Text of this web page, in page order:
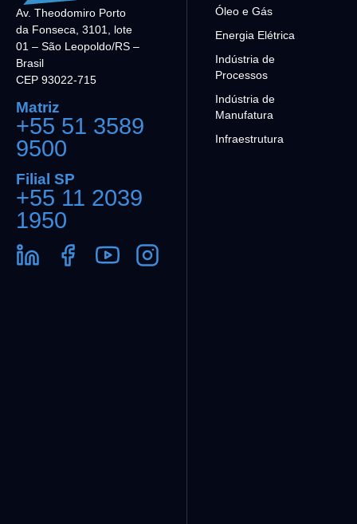
Av. Theodomiro Porto
da Fonseca, 3101, lote
01 – São Leopoldo/RS –
Brasil
CEP 93022-715
Matriz
+55 51 3589
9500
Filial SP
+55 11 2039
1950
Óleo e Gás
Energia Elétrica
Indústria de
Processos
Indústria de
Manufatura
Infraestrutura